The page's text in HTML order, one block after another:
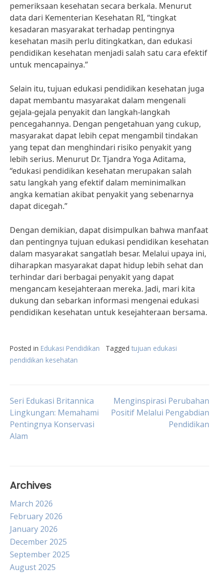
pemeriksaan kesehatan secara berkala. Menurut
data dari Kementerian Kesehatan RI, “tingkat
kesadaran masyarakat terhadap pentingnya
kesehatan masih perlu ditingkatkan, dan edukasi
pendidikan kesehatan menjadi salah satu cara efektif
untuk mencapainya.”
Selain itu, tujuan edukasi pendidikan kesehatan juga
dapat membantu masyarakat dalam mengenali
gejala-gejala penyakit dan langkah-langkah
pencegahannya. Dengan pengetahuan yang cukup,
masyarakat dapat lebih cepat mengambil tindakan
yang tepat dan menghindari risiko penyakit yang
lebih serius. Menurut Dr. Tjandra Yoga Aditama,
“edukasi pendidikan kesehatan merupakan salah
satu langkah yang efektif dalam meminimalkan
angka kematian akibat penyakit yang sebenarnya
dapat dicegah.”
Dengan demikian, dapat disimpulkan bahwa manfaat
dan pentingnya tujuan edukasi pendidikan kesehatan
dalam masyarakat sangatlah besar. Melalui upaya ini,
diharapkan masyarakat dapat hidup lebih sehat dan
terhindar dari berbagai penyakit yang dapat
mengancam kesejahteraan mereka. Jadi, mari kita
dukung dan sebarkan informasi mengenai edukasi
pendidikan kesehatan untuk kesejahteraan bersama.
Posted in Edukasi Pendidikan Tagged tujuan edukasi
pendidikan kesehatan
Post
navigation
Seri Edukasi Britannica
Lingkungan: Memahami
Pentingnya Konservasi
Alam
Menginspirasi Perubahan
Positif Melalui Pengabdian
Pendidikan
Archives
March 2026
February 2026
January 2026
December 2025
September 2025
August 2025